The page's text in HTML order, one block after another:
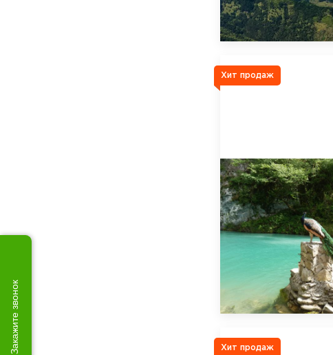
Хит продаж
Хит продаж
Закажите звонок